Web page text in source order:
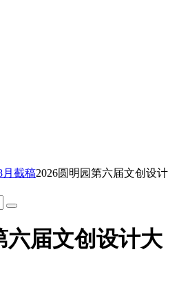
月截稿2026圆明园第六届文创设计
六届文创设计大